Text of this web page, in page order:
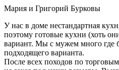
Мария и Григорий Бурковы
У нас в доме нестандартная
поэтому готовые кухни (хоть
вариант. Мы с мужем много где
подходящего варианта.
После всех походов по